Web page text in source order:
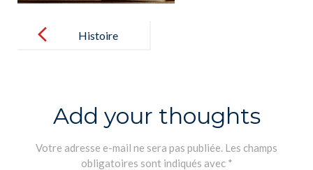
navigation
Histoire
Add your thoughts
Votre adresse e-mail ne sera pas publiée. Les champs
obligatoires sont indiqués avec *